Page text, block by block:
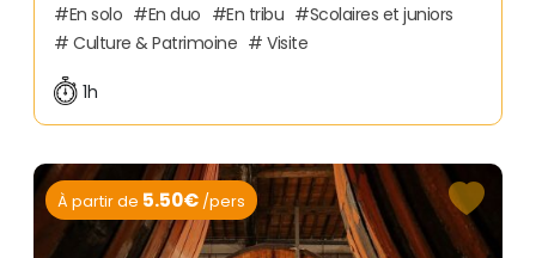
En solo
En duo En tribu
Scolaires et juniors
Culture & Patrimoine
Visite
1h
À partir de 5.50€ /pers